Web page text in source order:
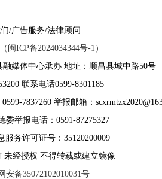
/广告服务/法律顾问
闽ICP备2024034344号-1）
媒体中心承办 地址：顺昌县城中路50号
联系电话0599-8301185
7837260 举报邮箱：
委举报电话：0591-87275327
服务许可证号：35120200009
未经授权 不得转载或建立镜像
安备35072102010031号